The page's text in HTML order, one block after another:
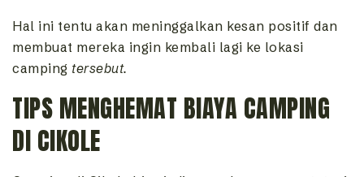
Hal ini tentu akan meninggalkan kesan positif dan
membuat mereka ingin kembali lagi ke lokasi
camping tersebut.
TIPS MENGHEMAT BIAYA CAMPING
DI CIKOLE